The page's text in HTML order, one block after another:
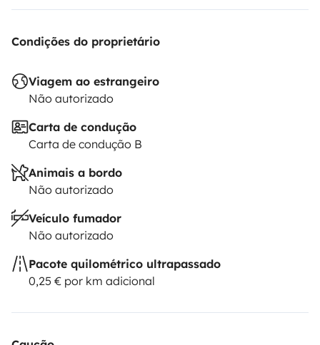
Condições do proprietário
Viagem ao estrangeiro
Não autorizado
Carta de condução
Carta de condução B
Animais a bordo
Não autorizado
Veículo fumador
Não autorizado
Pacote quilométrico ultrapassado
0,25 € por km adicional